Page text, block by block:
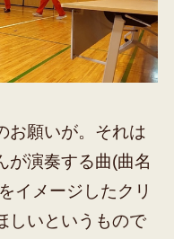
お願いが。それは
が演奏する曲(曲名
イメージしたクリ
しいというもので